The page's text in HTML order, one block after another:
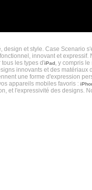
et style. Case Scenario
innovant et
les types d'iPad, y compris
innovants et des
une forme d'expression
appareils mobiles favoris :
et l'expressivité des designs.